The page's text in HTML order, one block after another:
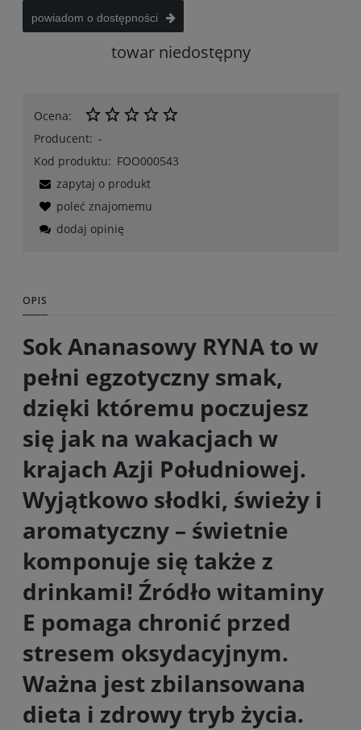
powiadom o dostępności
towar niedostępny
Ocena:
Producent: -
Kod produktu: FOO000543
zapytaj o produkt
poleć znajomemu
dodaj opinię
OPIS
Sok Ananasowy RYNA to w
pełni egzotyczny smak,
dzięki któremu poczujesz
się jak na wakacjach w
krajach Azji Południowej.
Wyjątkowo słodki, świeży i
aromatyczny – świetnie
komponuje się także z
drinkami! Źródło witaminy
E pomaga chronić przed
stresem oksydacyjnym.
Ważna jest zbilansowana
dieta i zdrowy tryb życia.